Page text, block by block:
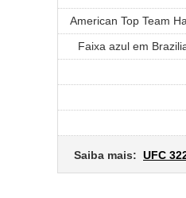
American Top Team
Faixa azul em
Saiba mais: UFC